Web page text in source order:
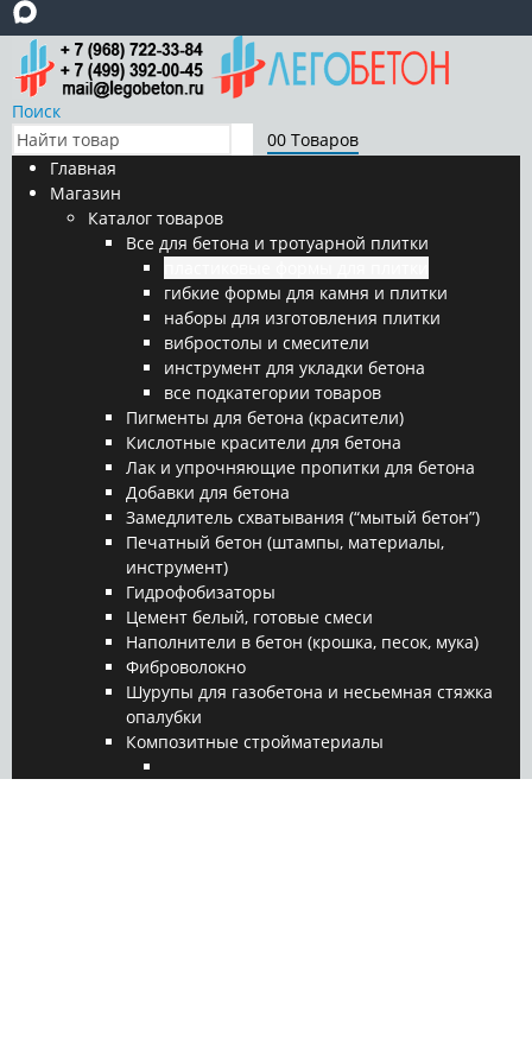
Поиск
00 Товаров
Главная
Магазин
Каталог товаров
Все для бетона и тротуарной плитки
гибкие формы для камня и плитки
наборы для изготовления плитки
вибростолы и смесители
инструмент для укладки бетона
все подкатегории товаров
Пигменты для бетона (красители)
Кислотные красители для бетона
Лак и упрочняющие пропитки для бетона
Добавки для бетона
Замедлитель схватывания (“мытый бетон”)
Печатный бетон (штампы, материалы,
инструмент)
Гидрофобизаторы
Цемент белый, готовые смеси
Наполнители в бетон (крошка, песок, мука)
Фиброволокно
Шурупы для газобетона и несьемная стяжка
опалубки
Композитные стройматериалы